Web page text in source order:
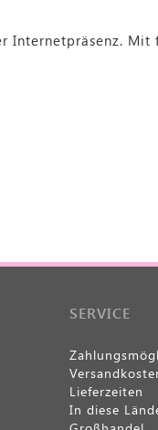
SERVICE
Lieferzeiten
In diese